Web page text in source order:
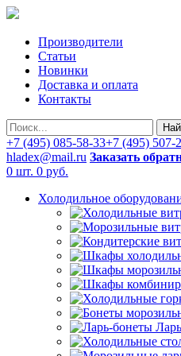
Производители
Статьи
Новинки
Доставка и оплата
Контакты
+7 (495) 085-58-33+7 (495) 507-
hladex@mail.ru Заказать
0 шт. 0 руб.
Холодильное